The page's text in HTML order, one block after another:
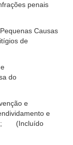
penais
Causas
de
do
e
e
(Incluído